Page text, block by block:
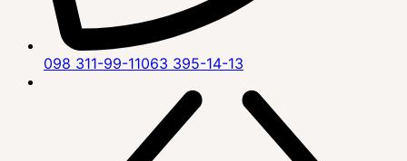
098 311-99-11063 395-14-13